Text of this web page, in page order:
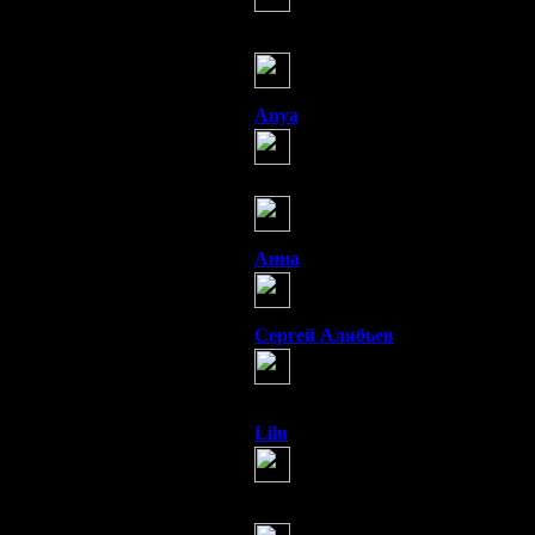
Anya
Анна
Сергей Алябьев
Lilu